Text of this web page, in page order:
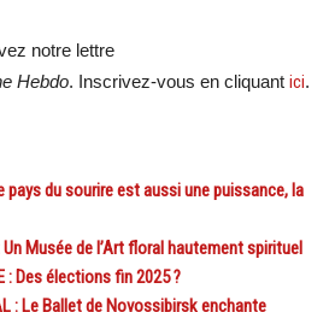
notre lettre
Hebdo. Inscrivez-vous en cliquant ici.
pays du sourire est aussi une puissance, la
Un Musée de l’Art floral hautement spirituel
: Des élections fin 2025 ?
: Le Ballet de Novossibirsk enchante